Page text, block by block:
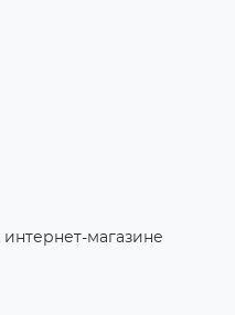
магазине